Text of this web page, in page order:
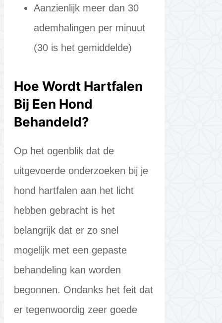
Aanzienlijk meer dan 30
ademhalingen per minuut
(30 is het gemiddelde)
Hoe Wordt Hartfalen
Bij Een Hond
Behandeld?
Op het ogenblik dat de
uitgevoerde onderzoeken bij je
hond hartfalen aan het licht
hebben gebracht is het
belangrijk dat er zo snel
mogelijk met een gepaste
behandeling kan worden
begonnen. Ondanks het feit dat
er tegenwoordig zeer goede